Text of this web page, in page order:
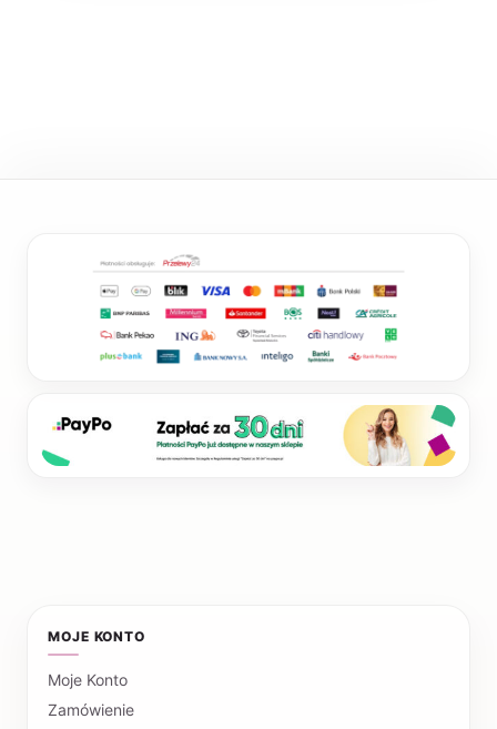
MOJE KONTO
Moje Konto
Zamówienie